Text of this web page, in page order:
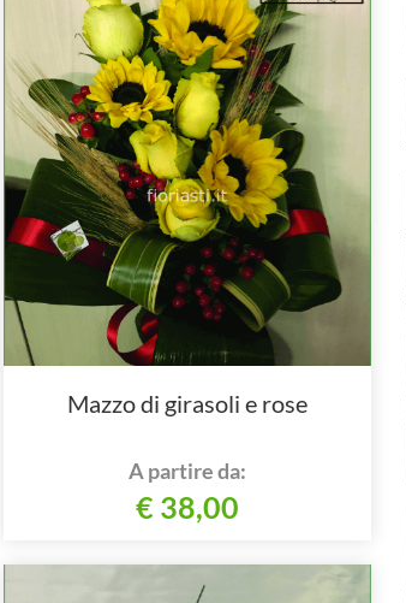
Mazzo di girasoli e rose
A partire da:
€ 38,00